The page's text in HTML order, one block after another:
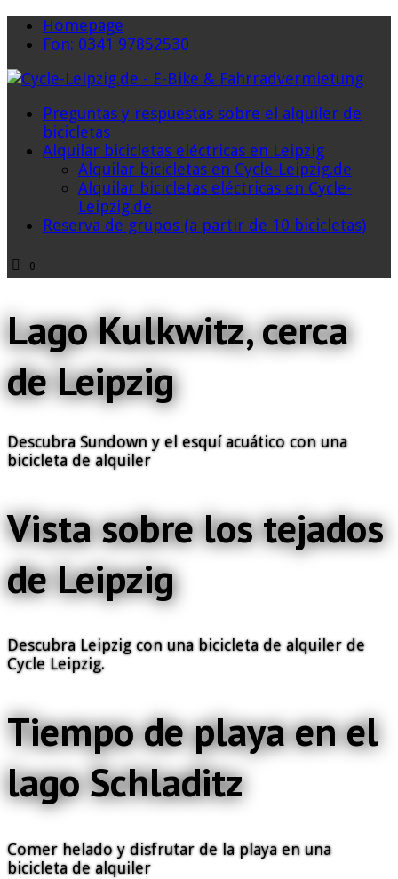
Homepage
Fon: 0341 97852530
Preguntas y respuestas sobre el alquiler de
bicicletas
Alquilar bicicletas eléctricas en Leipzig
Alquilar bicicletas en Cycle-Leipzig.de
Alquilar bicicletas eléctricas en Cycle-
Leipzig.de
Reserva de grupos (a partir de 10 bicicletas)
0
Lago Kulkwitz, cerca
de Leipzig
Descubra Sundown y el esquí acuático con una
bicicleta de alquiler
Vista sobre los tejados
de Leipzig
Descubra Leipzig con una bicicleta de alquiler de
Cycle Leipzig.
Tiempo de playa en el
lago Schladitz
Comer helado y disfrutar de la playa en una
bicicleta de alquiler